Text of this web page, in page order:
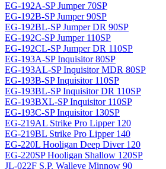
EG-192A-SP Jumper 70SP
EG-192B-SP Jumper 90SP
EG-192BL-SP Jumper DR 90SP
EG-192C-SP Jumper 110SP
EG-192CL-SP Jumper DR 110SP
EG-193A-SP Inquisitor 80SP
EG-193AL-SP Inquisitor MDR 80SP
EG-193B-SP Inquisitor 110SP
EG-193BL-SP Inquisitor DR 110SP
EG-193BXL-SP Inquisitor 110SP
EG-193C-SP Inquisitor 130SP
EG-219AL Strike Pro Lipper 120
EG-219BL Strike Pro Lipper 140
EG-220L Hooligan Deep Diver 120
EG-220SP Hooligan Shallow 120SP
JL-022F S.P. Walleye Minnow 90